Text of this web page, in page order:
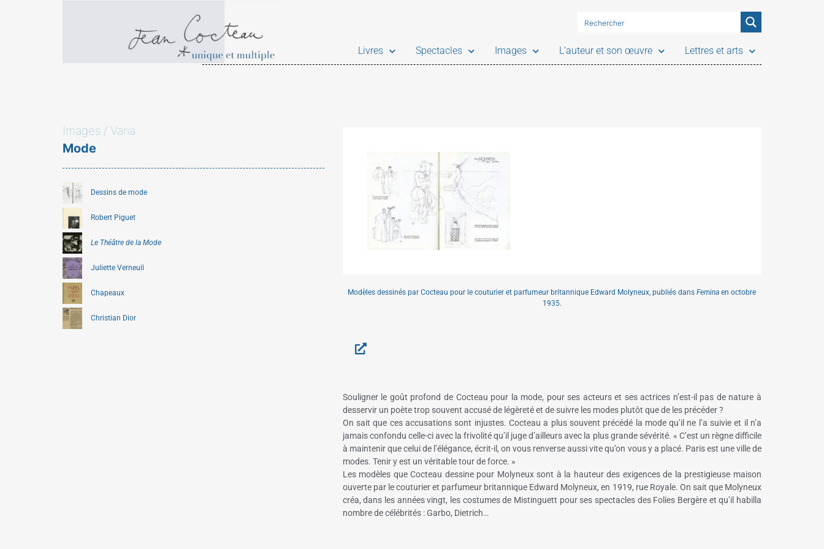
Livres Spectacles Images L’auteur et son œuvre Lettres et arts
Images / Varia
Mode
Dessins de mode
Robert Piguet
Le Théâtre de la Mode
Juliette Verneuil
Chapeaux
Christian Dior
Modèles dessinés par Cocteau pour le couturier et parfumeur britannique Edward Molyneux, publiés dansFemina en octobre
1935.
Souligner le goût profond de Cocteau pour la mode, pour ses acteurs et ses actrices n’est-il pas de nature à
desservir un poète trop souvent accusé de légèreté et de suivre les modes plutôt que de les précéder ?
On sait que ces accusations sont injustes. Cocteau a plus souvent précédé la mode qu’il ne l’a suivie et il n’a
jamais confondu celle-ci avec la frivolité qu’il juge d’ailleurs avec la plus grande sévérité. « C’est un règne difficile
à maintenir que celui de l’élégance, écrit-il, on vous renverse aussi vite qu’on vous y a placé. Paris est une ville de
modes. Tenir y est un véritable tour de force. »
Les modèles que Cocteau dessine pour Molyneux sont à la hauteur des exigences de la prestigieuse maison
ouverte par le couturier et parfumeur britannique Edward Molyneux, en 1919, rue Royale. On sait que Molyneux
créa, dans les années vingt, les costumes de Mistinguett pour ses spectacles des Folies Bergère et qu’il habilla
nombre de célébrités : Garbo, Dietrich…